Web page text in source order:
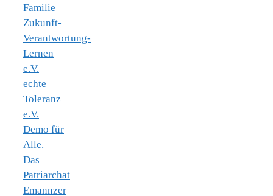
Familie
Zukunft-
Verantwortung-
Lernen
e.V.
echte
Toleranz
e.V.
Demo für
Alle.
Das
Patriarchat
Emannzer